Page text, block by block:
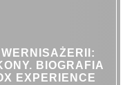
BIOGRAFIA
EXPERIENCE